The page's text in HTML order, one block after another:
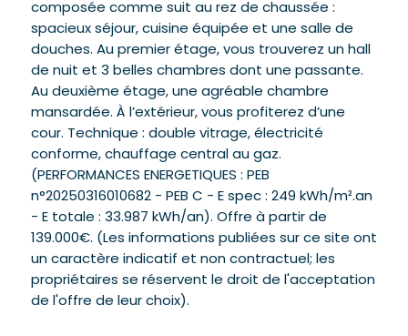
composée comme suit au rez de chaussée :
spacieux séjour, cuisine équipée et une salle de
douches. Au premier étage, vous trouverez un hall
de nuit et 3 belles chambres dont une passante.
Au deuxième étage, une agréable chambre
mansardée. À l’extérieur, vous profiterez d’une
cour. Technique : double vitrage, électricité
conforme, chauffage central au gaz.
(PERFORMANCES ENERGETIQUES : PEB
n°20250316010682 - PEB C - E spec : 249 kWh/m².an
- E totale : 33.987 kWh/an). Offre à partir de
139.000€. (Les informations publiées sur ce site ont
un caractère indicatif et non contractuel; les
propriétaires se réservent le droit de l'acceptation
de l'offre de leur choix).